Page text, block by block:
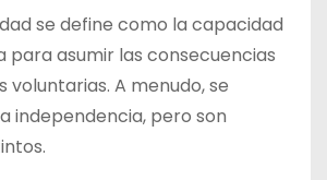
se define como la capacidad
para asumir las consecuencias
voluntarias. A menudo, se
independencia, pero son